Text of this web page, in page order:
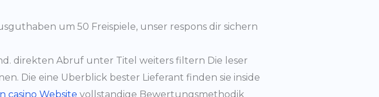
um 50 Freispiele, unser respons dir sichern
direkten Abruf unter Titel weiters filtern Die leser
Die eine Uberblick bester Lieferant finden sie inside
casino Website vollstandige Bewertungsmethodik